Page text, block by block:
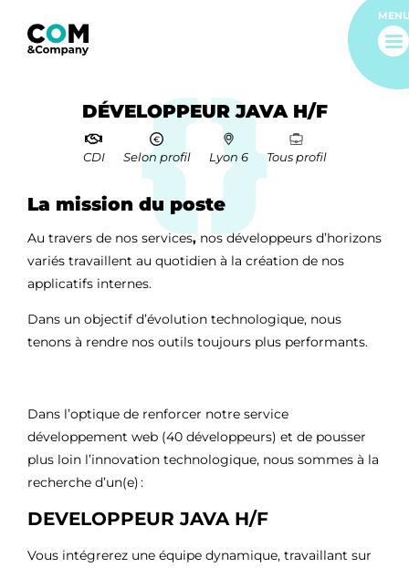
DÉVELOPPEUR JAVA H/F
CDI
€
Selon profil Lyon 6 Tous profil
La mission du poste
Au travers de nos services, nos développeurs d’horizons
variés travaillent au quotidien à la création de nos
applicatifs internes.
Dans un objectif d’évolution technologique, nous
tenons à rendre nos outils toujours plus performants.
Dans l’optique de renforcer notre service
développement web (40 développeurs) et de pousser
plus loin l’innovation technologique, nous sommes à la
recherche d’un(e) :
DEVELOPPEUR JAVA H/F
Vous intégrerez une équipe dynamique, travaillant sur